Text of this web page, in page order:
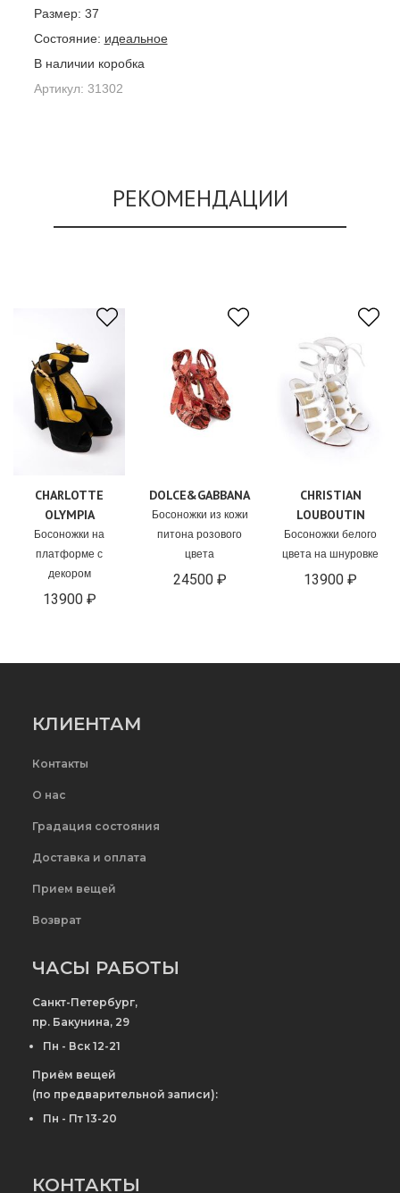
Размер: 37
Состояние: идеальное
В наличии коробка
Артикул: 31302
РЕКОМЕНДАЦИИ
CHARLOTTE
OLYMPIA
Босоножки на
платформе с
декором
13900 ₽
DOLCE&GABBANA
Босоножки из кожи
питона розового
цвета
24500 ₽
CHRISTIAN
LOUBOUTIN
Босоножки белого
цвета на шнуровке
13900 ₽
КЛИЕНТАМ
Контакты
О нас
Градация состояния
Доставка и оплата
Прием вещей
Возврат
ЧАСЫ РАБОТЫ
Санкт-Петербург,
пр. Бакунина, 29
Пн - Вск 12-21
Приём вещей
(по предварительной записи):
Пн - Пт 13-20
КОНТАКТЫ